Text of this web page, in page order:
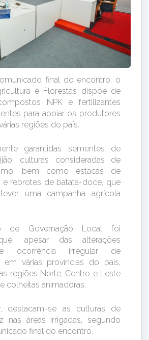
final do encontro, o
e Florestas dispõe de
NPK e fertilizantes
para apoiar os produtores
regiões do país.
garantidas sementes de
culturas consideradas de
bem como estacas de
e rebrotes de batata-doce, que
uma campanha agrícola
de Governação Local foi
apesar das alterações
ocorrência irregular de
em várias províncias do país,
regiões Norte, Centro e Leste
colheitas animadoras.
destacam-se as culturas de
nas áreas irrigadas, segundo
final do encontro.